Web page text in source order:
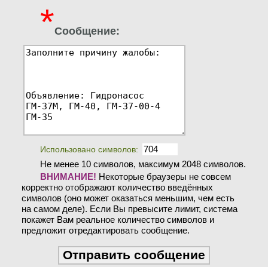
*Сообщение:
Использовано символов:
Не менее 10 символов, максимум 2048 символов.
ВНИМАНИЕ! Некоторые браузеры не совсем
корректно отображают количество введённых
символов (оно может оказаться меньшим, чем есть
на самом деле). Если Вы превысите лимит, система
покажет Вам реальное количество символов и
предложит отредактировать сообщение.